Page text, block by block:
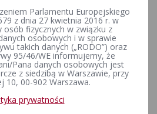
Finansów z dnia 27 września 2023 r.
o otrzymanej subwencji oraz
wydatkach (Dz. U. poz. 2055).
1
Parlamentu Europejskiego
z dnia 27 kwietnia 2016 r. w
osób fizycznych w związku z
osobowych i w sprawie
takich danych („RODO”) oraz
95/46/WE informujemy, że
Pana danych osobowych jest
z siedzibą w Warszawie, przy
10, 00-902 Warszawa.
prywatności